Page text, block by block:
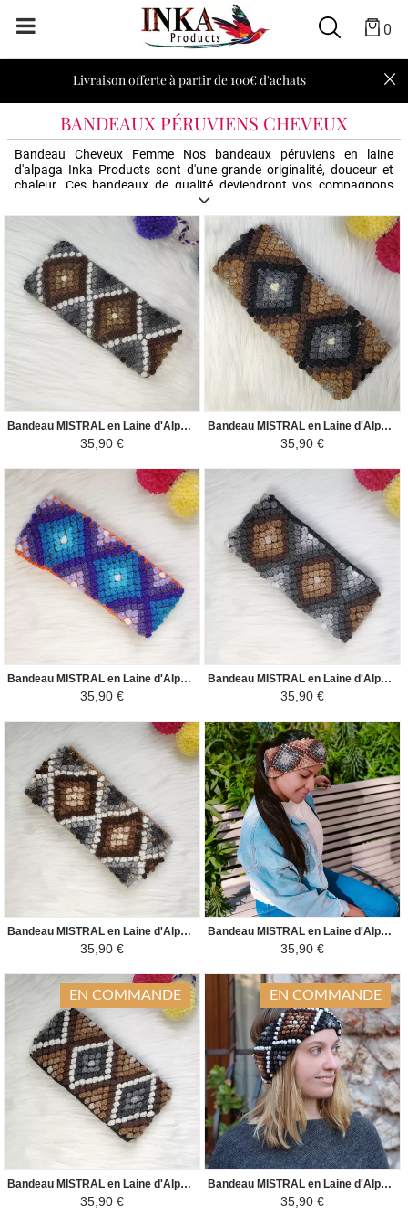
0
Livraison offerte à partir de 100€ d'achats
BANDEAUX PÉRUVIENS CHEVEUX
Bandeau Cheveux Femme Nos bandeaux péruviens en laine
d'alpaga Inka Products sont d'une grande originalité, douceur et
chaleur. Ces bandeaux de qualité deviendront vos compagnons
idéals pour garder vos oreilles au chaud sans avoir besoin de
couvrir toute votre tête. Amusez-vous et osez la différence !
Bandeau MISTRAL en Laine d'Alpaga - Motifs Ethniques - Gris / Blanc et Nuances de Marrones
35,90 €
Bandeau MISTRAL en Laine d'Alpaga - Motifs Ethniques - Gris Clair / Noir et Nuances de Marron
35,90 €
Bandeau MISTRAL en Laine d'Alpaga - Motifs Ethniques - Orange / Nuances de Violet et Bleu Ciel
35,90 €
Bandeau MISTRAL en Laine d'Alpaga - Motifs Ethniques - Noir / Nuances Marron
35,90 €
Bandeau MISTRAL en Laine d'Alpaga - Motifs Ethniques - Camel / Blanc Nuances Marron
35,90 €
Bandeau MISTRAL en Laine d'Alpaga - Motifs Ethniques - Crème / Gris / Marron
35,90 €
EN COMMANDE
Bandeau MISTRAL en Laine d'Alpaga - Motifs Ethniques - Noir / Blanc et Nuances de Marron et Gris
35,90 €
EN COMMANDE
Bandeau MISTRAL en Laine d'Alpaga - Motifs Ethniques - Noir / Nuances Gris et Marron
35,90 €